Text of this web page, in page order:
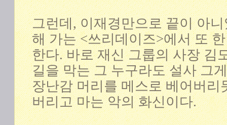
그런데, 이재경만으로 끝이 아
해 가는 <쓰리데이즈>에서 또
한다. 바로 재신 그룹의 사장 김
길을 막는 그 누구라도 설사 그
장난감 머리를 메스로 베어버리
버리고 마는 악의 화신이다.